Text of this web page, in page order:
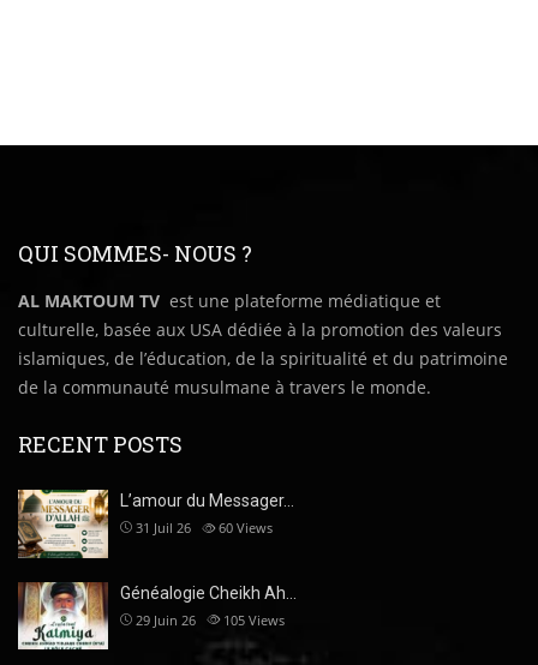
QUI SOMMES- NOUS ?
AL MAKTOUM TV est une plateforme médiatique et
culturelle, basée aux USA dédiée à la promotion des valeurs
islamiques, de l’éducation, de la spiritualité et du patrimoine
de la communauté musulmane à travers le monde.
RECENT POSTS
L’amour du Messager…
31 Juil 26 60 Views
Généalogie Cheikh Ah…
29 Juin 26 105 Views